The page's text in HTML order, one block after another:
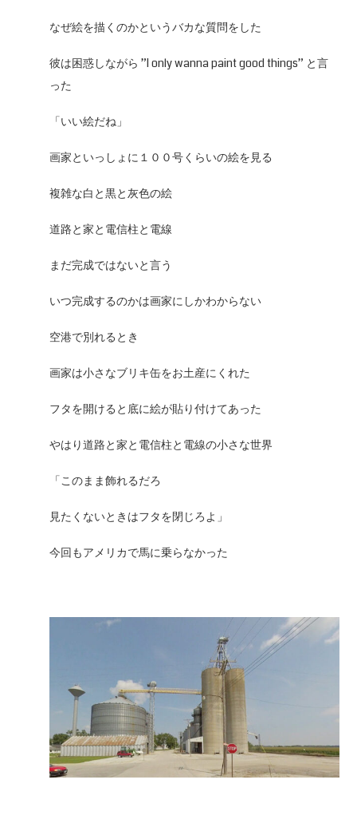
なぜ絵を描くのかというバカな質問をした
彼は困惑しながら ”I only wanna paint good things” と言
った
「いい絵だね」
画家といっしょに１００号くらいの絵を見る
複雑な白と黒と灰色の絵
道路と家と電信柱と電線
まだ完成ではないと言う
いつ完成するのかは画家にしかわからない
空港で別れるとき
画家は小さなブリキ缶をお土産にくれた
フタを開けると底に絵が貼り付けてあった
やはり道路と家と電信柱と電線の小さな世界
「このまま飾れるだろ
見たくないときはフタを閉じろよ」
今回もアメリカで馬に乗らなかった